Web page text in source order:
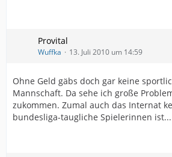
Provital
Wuffka 13. Juli 2010 um 14:59
Ohne Geld gäbs doch gar keine
Mannschaft. Da sehe ich große
zukommen. Zumal auch das Internat
bundesliga-taugliche Spielerinnen ist...